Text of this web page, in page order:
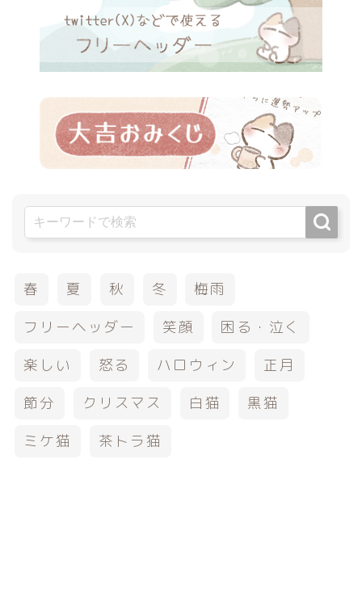
春 夏 秋 冬
梅雨
フリーヘッダー
笑顔
困る・泣く
楽しい
怒る ハロウィン
正月
節分
クリスマス 白猫
黒猫
ミケ猫
茶トラ猫